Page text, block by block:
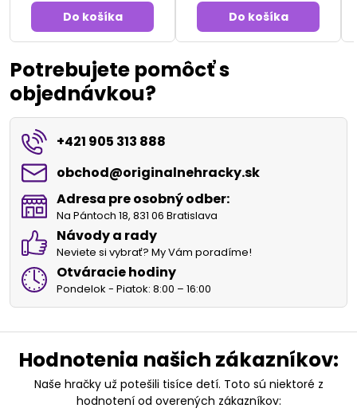
Do košíka Do košíka
Potrebujete pomôcť s
objednávkou?
+421 905 313 888
obchod​@originalnehracky​.sk
Adresa pre osobný odber:
Na Pántoch 18, 831 06 Bratislava
Návody a rady
Neviete si vybrať? My Vám poradíme!
Otváracie hodiny
Pondelok - Piatok: 8:00 – 16:00
Hodnotenia našich zákazníkov:
Naše hračky už potešili tisíce detí. Toto sú niektoré z
hodnotení od overených zákazníkov: